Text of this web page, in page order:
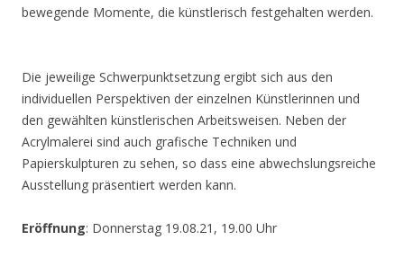
bewegende Momente, die künstlerisch festgehalten werden.
Die jeweilige Schwerpunktsetzung ergibt sich aus den
individuellen Perspektiven der einzelnen Künstlerinnen und
den gewählten künstlerischen Arbeitsweisen. Neben der
Acrylmalerei sind auch grafische Techniken und
Papierskulpturen zu sehen, so dass eine abwechslungsreiche
Ausstellung präsentiert werden kann.
Eröffnung: Donnerstag 19.08.21, 19.00 Uhr